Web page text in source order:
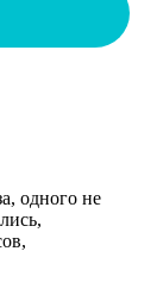
одного не